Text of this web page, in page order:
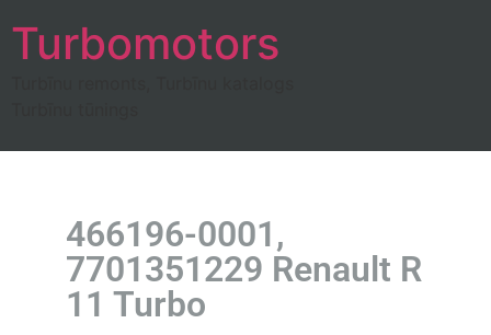
Turbomotors
466196-0001,
7701351229 Renault R
11 Turbo